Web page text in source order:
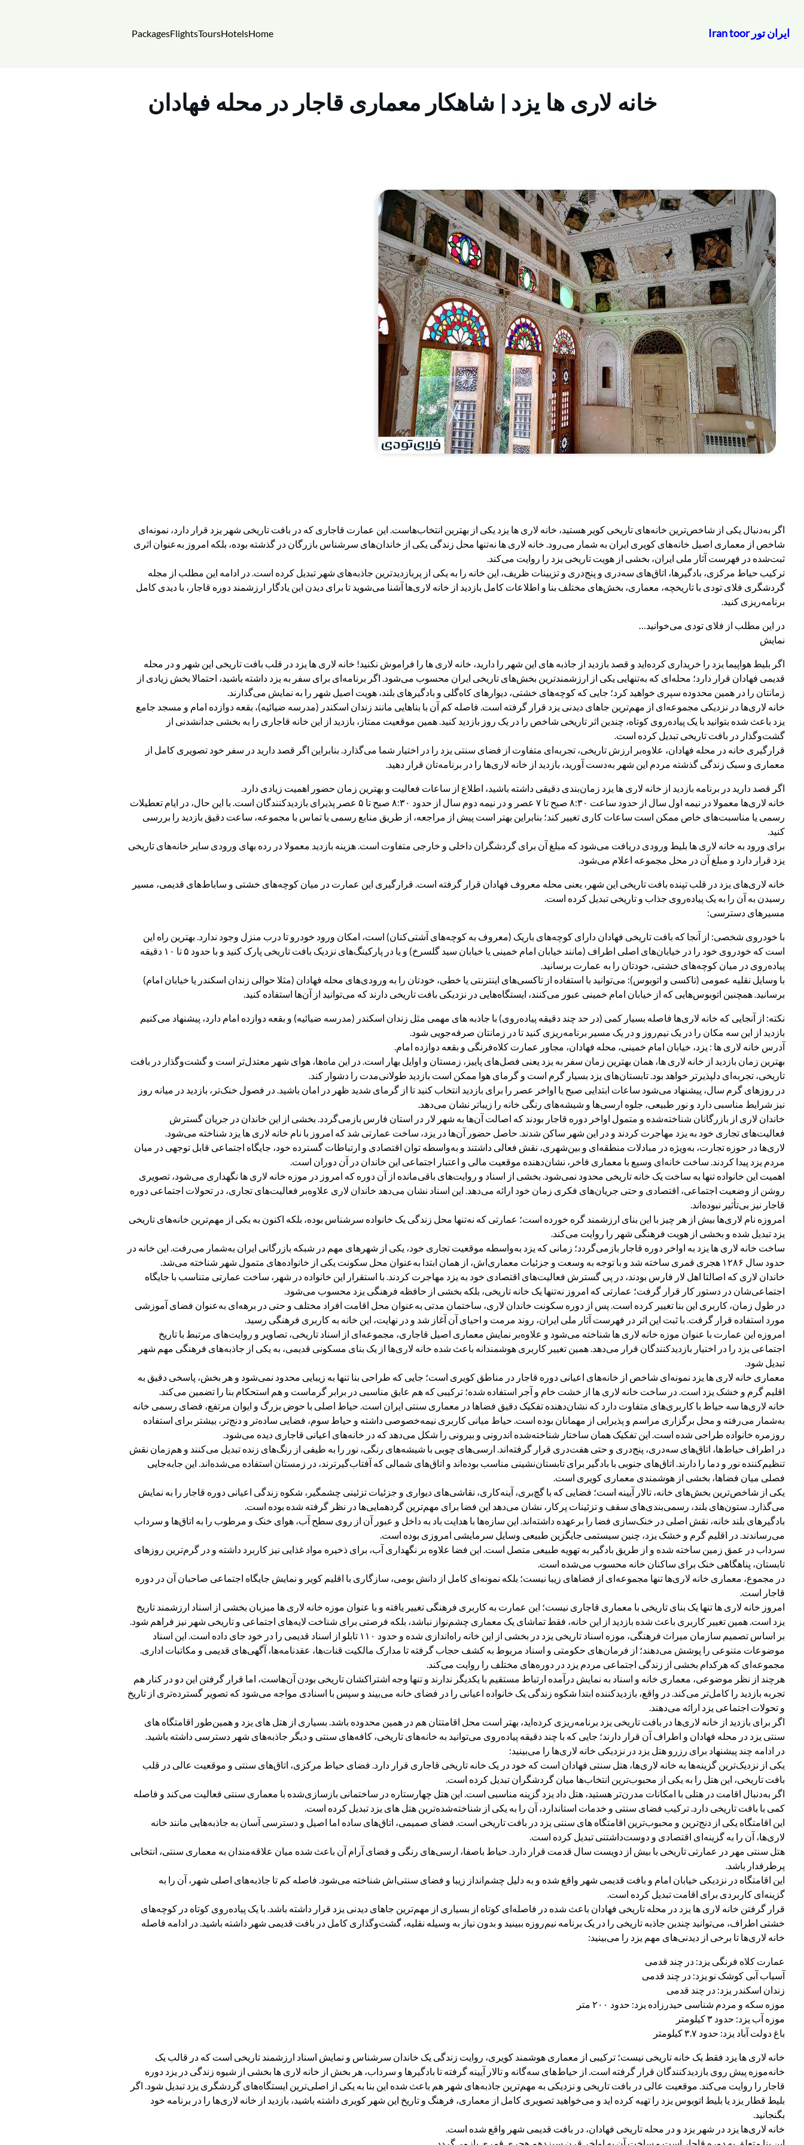
ایران تور Iran toor Home
Hotels
Tours
Flights
Packages
خانه لاری ها یزد | شاهکار معماری قاجار در محله فهادان
اگر به‌دنبال یکی از شاخص‌ترین خانه‌های تاریخی کویر هستید، خانه لاری ها یزد یکی از بهترین انتخاب‌هاست. این عمارت قاجاری که در بافت تاریخی شهر یزد قرار دارد، نمونه‌ای
شاخص از معماری اصیل خانه‌های کویری ایران به شمار می‌رود. خانه لاری ها نه‌تنها محل زندگی یکی از خاندان‌های سرشناس بازرگان در گذشته بوده، بلکه امروز به‌عنوان اثری
ثبت‌شده در فهرست آثار ملی ایران، بخشی از هویت تاریخی یزد را روایت می‌کند.
ترکیب حیاط مرکزی، بادگیرها، اتاق‌های سه‌دری و پنج‌دری و تزیینات ظریف، این خانه را به یکی از پربازدیدترین جاذبه‌های شهر تبدیل کرده است. در ادامه این مطلب از مجله
گردشگری فلای تودی با تاریخچه، معماری، بخش‌های مختلف بنا و اطلاعات کامل بازدید از خانه لاری‌ها آشنا می‌شوید تا برای دیدن این یادگار ارزشمند دوره قاجار، با دیدی کامل
برنامه‌ریزی کنید.
در این مطلب از فلای تودی می‌خوانید…
نمایش
اگر بلیط هواپیما یزد را خریداری کرده‌اید و قصد بازدید از جاذبه های این شهر را دارید، خانه لاری ها را فراموش نکنید! خانه لاری ها یزد در قلب بافت تاریخی این شهر و در محله
قدیمی فهادان قرار دارد؛ محله‌ای که به‌تنهایی یکی از ارزشمندترین بخش‌های تاریخی ایران محسوب می‌شود. اگر برنامه‌ای برای سفر به یزد داشته باشید، احتمالا بخش زیادی از
زمانتان را در همین محدوده سپری خواهید کرد؛ جایی که کوچه‌های خشتی، دیوارهای کاه‌گلی و بادگیرهای بلند، هویت اصیل شهر را به نمایش می‌گذارند.
خانه لاری‌ها در نزدیکی مجموعه‌ای از مهم‌ترین جاهای دیدنی یزد قرار گرفته است. فاصله کم آن با بناهایی مانند زندان اسکندر (مدرسه ضیائیه)، بقعه دوازده امام و مسجد جامع
یزد باعث شده بتوانید با یک پیاده‌روی کوتاه، چندین اثر تاریخی شاخص را در یک روز بازدید کنید. همین موقعیت ممتاز، بازدید از این خانه قاجاری را به بخشی جدانشدنی از
گشت‌وگذار در بافت تاریخی تبدیل کرده است.
قرارگیری خانه در محله فهادان، علاوه‌بر ارزش تاریخی، تجربه‌ای متفاوت از فضای سنتی یزد را در اختیار شما می‌گذارد. بنابراین اگر قصد دارید در سفر خود تصویری کامل از
معماری و سبک زندگی گذشته مردم این شهر به‌دست آورید، بازدید از خانه لاری‌ها را در برنامه‌تان قرار دهید.
اگر قصد دارید در برنامه بازدید از خانه لاری ها یزد زمان‌بندی دقیقی داشته باشید، اطلاع از ساعات فعالیت و بهترین زمان حضور اهمیت زیادی دارد.
خانه لاری‌ها معمولا در نیمه اول سال از حدود ساعت ۸:۳۰ صبح تا ۷ عصر و در نیمه دوم سال از حدود ۸:۳۰ صبح تا ۵ عصر پذیرای بازدیدکنندگان است. با این حال، در ایام تعطیلات
رسمی یا مناسبت‌های خاص ممکن است ساعات کاری تغییر کند؛ بنابراین بهتر است پیش از مراجعه، از طریق منابع رسمی یا تماس با مجموعه، ساعت دقیق بازدید را بررسی
کنید.
برای ورود به خانه لاری ها بلیط ورودی دریافت می‌شود که مبلغ آن برای گردشگران داخلی و خارجی متفاوت است. هزینه بازدید معمولا در رده بهای ورودی سایر خانه‌های تاریخی
یزد قرار دارد و مبلغ آن در محل مجموعه اعلام می‌شود.
خانه لاری‌های یزد در قلب تپنده بافت تاریخی این شهر، یعنی محله معروف فهادان قرار گرفته است. قرارگیری این عمارت در میان کوچه‌های خشتی و ساباط‌های قدیمی، مسیر
رسیدن به آن را به یک پیاده‌روی جذاب و تاریخی تبدیل کرده است.
مسیرهای دسترسی:
با خودروی شخصی: از آنجا که بافت تاریخی فهادان دارای کوچه‌های باریک (معروف به کوچه‌های آشتی‌کنان) است، امکان ورود خودرو تا درب منزل وجود ندارد. بهترین راه این
است که خودروی خود را در خیابان‌های اصلی اطراف (مانند خیابان امام خمینی یا خیابان سید گلسرخ) و یا در پارکینگ‌های نزدیک بافت تاریخی پارک کنید و با حدود ۵ تا ۱۰ دقیقه
پیاده‌روی در میان کوچه‌های خشتی، خودتان را به عمارت برسانید.
با وسایل نقلیه عمومی (تاکسی و اتوبوس): می‌توانید با استفاده از تاکسی‌های اینترنتی یا خطی، خودتان را به ورودی‌های محله فهادان (مثلا حوالی زندان اسکندر یا خیابان امام)
برسانید. همچنین اتوبوس‌هایی که از خیابان امام خمینی عبور می‌کنند، ایستگاه‌هایی در نزدیکی بافت تاریخی دارند که می‌توانید از آن‌ها استفاده کنید.
نکته: از آنجایی که خانه لاری‌ها فاصله بسیار کمی (در حد چند دقیقه پیاده‌روی) با جاذبه‌ های مهمی مثل زندان اسکندر (مدرسه ضیائیه) و بقعه دوازده امام دارد، پیشنهاد می‌کنیم
بازدید از این سه مکان را در یک نیم‌روز و در یک مسیر برنامه‌ریزی کنید تا در زمانتان صرفه‌جویی شود.
آدرس خانه لاری ها : یزد، خیابان امام خمینی، محله فهادان، مجاور عمارت کلاه‌فرنگی و بقعه دوازده امام.
بهترین زمان بازدید از خانه لاری‌ ها، همان بهترین زمان سفر به یزد یعنی فصل‌های پاییز، زمستان و اوایل بهار است. در این ماه‌ها، هوای شهر معتدل‌تر است و گشت‌وگذار در بافت
تاریخی، تجربه‌ای دلپذیرتر خواهد بود. تابستان‌های یزد بسیار گرم است و گرمای هوا ممکن است بازدید طولانی‌مدت را دشوار کند.
در روزهای گرم سال، پیشنهاد می‌شود ساعات ابتدایی صبح یا اواخر عصر را برای بازدید انتخاب کنید تا از گرمای شدید ظهر در امان باشید. در فصول خنک‌تر، بازدید در میانه روز
نیز شرایط مناسبی دارد و نور طبیعی، جلوه ارسی‌ها و شیشه‌های رنگی خانه را زیباتر نشان می‌دهد.
خاندان لاری از بازرگانان شناخته‌شده و متمول اواخر دوره قاجار بودند که اصالت آن‌ها به شهر لار در استان فارس بازمی‌گردد. بخشی از این خاندان در جریان گسترش
فعالیت‌های تجاری خود به یزد مهاجرت کردند و در این شهر ساکن شدند. حاصل حضور آن‌ها در یزد، ساخت عمارتی شد که امروز با نام خانه لاری ها یزد شناخته می‌شود.
لاری‌ها در حوزه تجارت، به‌ویژه در مبادلات منطقه‌ای و بین‌شهری، نقش فعالی داشتند و به‌واسطه توان اقتصادی و ارتباطات گسترده خود، جایگاه اجتماعی قابل توجهی در میان
مردم یزد پیدا کردند. ساخت خانه‌ای وسیع با معماری فاخر، نشان‌دهنده موقعیت مالی و اعتبار اجتماعی این خاندان در آن دوران است.
اهمیت این خانواده تنها به ساخت یک خانه تاریخی محدود نمی‌شود. بخشی از اسناد و روایت‌های باقی‌مانده از آن دوره که امروز در موزه خانه لاری ها نگهداری می‌شود، تصویری
روشن از وضعیت اجتماعی، اقتصادی و حتی جریان‌های فکری زمان خود ارائه می‌دهد. این اسناد نشان می‌دهد خاندان لاری علاوه‌بر فعالیت‌های تجاری، در تحولات اجتماعی دوره
قاجار نیز بی‌تأثیر نبوده‌اند.
امروزه نام لاری‌ها بیش از هر چیز با این بنای ارزشمند گره خورده است؛ عمارتی که نه‌تنها محل زندگی یک خانواده سرشناس بوده، بلکه اکنون به یکی از مهم‌ترین خانه‌های تاریخی
یزد تبدیل شده و بخشی از هویت فرهنگی شهر را روایت می‌کند.
ساخت خانه لاری ها یزد به اواخر دوره قاجار بازمی‌گردد؛ زمانی که یزد به‌واسطه موقعیت تجاری خود، یکی از شهرهای مهم در شبکه بازرگانی ایران به‌شمار می‌رفت. این خانه در
حدود سال ۱۲۸۶ هجری قمری ساخته شد و با توجه به وسعت و جزئیات معماری‌اش، از همان ابتدا به‌عنوان محل سکونت یکی از خانواده‌های متمول شهر شناخته می‌شد.
خاندان لاری که اصالتا اهل لار فارس بودند، در پی گسترش فعالیت‌های اقتصادی خود به یزد مهاجرت کردند. با استقرار این خانواده در شهر، ساخت عمارتی متناسب با جایگاه
اجتماعی‌شان در دستور کار قرار گرفت؛ عمارتی که امروز نه‌تنها یک خانه تاریخی، بلکه بخشی از حافظه فرهنگی یزد محسوب می‌شود.
در طول زمان، کاربری این بنا تغییر کرده است. پس از دوره سکونت خاندان لاری، ساختمان مدتی به‌عنوان محل اقامت افراد مختلف و حتی در برهه‌ای به‌عنوان فضای آموزشی
مورد استفاده قرار گرفت. با ثبت این اثر در فهرست آثار ملی ایران، روند مرمت و احیای آن آغاز شد و در نهایت، این خانه به کاربری فرهنگی رسید.
امروزه این عمارت با عنوان موزه خانه لاری ها شناخته می‌شود و علاوه‌بر نمایش معماری اصیل قاجاری، مجموعه‌ای از اسناد تاریخی، تصاویر و روایت‌های مرتبط با تاریخ
اجتماعی یزد را در اختیار بازدیدکنندگان قرار می‌دهد. همین تغییر کاربری هوشمندانه باعث شده خانه لاری‌ها از یک بنای مسکونی قدیمی، به یکی از جاذبه‌های فرهنگی مهم شهر
تبدیل شود.
معماری خانه لاری ها یزد نمونه‌ای شاخص از خانه‌های اعیانی دوره قاجار در مناطق کویری است؛ جایی که طراحی بنا تنها به زیبایی محدود نمی‌شود و هر بخش، پاسخی دقیق به
اقلیم گرم و خشک یزد است. در ساخت خانه لاری ها از خشت خام و آجر استفاده شده؛ ترکیبی که هم عایق مناسبی در برابر گرماست و هم استحکام بنا را تضمین می‌کند.
خانه لاری‌ها سه حیاط با کاربری‌های متفاوت دارد که نشان‌دهنده تفکیک دقیق فضاها در معماری سنتی ایران است. حیاط اصلی با حوض بزرگ و ایوان مرتفع، فضای رسمی خانه
به‌شمار می‌رفته و محل برگزاری مراسم و پذیرایی از مهمانان بوده است. حیاط میانی کاربری نیمه‌خصوصی داشته و حیاط سوم، فضایی ساده‌تر و دنج‌تر، بیشتر برای استفاده
روزمره خانواده طراحی شده است. این تفکیک همان ساختار شناخته‌شده اندرونی و بیرونی را شکل می‌دهد که در خانه‌های اعیانی قاجاری دیده می‌شود.
در اطراف حیاط‌ها، اتاق‌های سه‌دری، پنج‌دری و حتی هفت‌دری قرار گرفته‌اند. ارسی‌های چوبی با شیشه‌های رنگی، نور را به طیفی از رنگ‌های زنده تبدیل می‌کنند و هم‌زمان نقش
تنظیم‌کننده نور و دما را دارند. اتاق‌های جنوبی با بادگیر برای تابستان‌نشینی مناسب بوده‌اند و اتاق‌های شمالی که آفتاب‌گیرترند، در زمستان استفاده می‌شده‌اند. این جابه‌جایی
فصلی میان فضاها، بخشی از هوشمندی معماری کویری است.
یکی از شاخص‌ترین بخش‌های خانه، تالار آیینه است؛ فضایی که با گچ‌بری، آینه‌کاری، نقاشی‌های دیواری و جزئیات تزئینی چشمگیر، شکوه زندگی اعیانی دوره قاجار را به نمایش
می‌گذارد. ستون‌های بلند، رسمی‌بندی‌های سقف و تزئینات پرکار، نشان می‌دهد این فضا برای مهم‌ترین گردهمایی‌ها در نظر گرفته شده بوده است.
بادگیرهای بلند خانه، نقش اصلی در خنک‌سازی فضا را برعهده داشته‌اند. این سازه‌ها با هدایت باد به داخل و عبور آن از روی سطح آب، هوای خنک و مرطوب را به اتاق‌ها و سرداب
می‌رساندند. در اقلیم گرم و خشک یزد، چنین سیستمی جایگزین طبیعی وسایل سرمایشی امروزی بوده است.
سرداب در عمق زمین ساخته شده و از طریق بادگیر به تهویه طبیعی متصل است. این فضا علاوه بر نگهداری آب، برای ذخیره مواد غذایی نیز کاربرد داشته و در گرم‌ترین روزهای
تابستان، پناهگاهی خنک برای ساکنان خانه محسوب می‌شده است.
در مجموع، معماری خانه لاری‌ها تنها مجموعه‌ای از فضاهای زیبا نیست؛ بلکه نمونه‌ای کامل از دانش بومی، سازگاری با اقلیم کویر و نمایش جایگاه اجتماعی صاحبان آن در دوره
قاجار است.
امروز خانه لاری ها تنها یک بنای تاریخی با معماری قاجاری نیست؛ این عمارت به کاربری فرهنگی تغییر یافته و با عنوان موزه خانه لاری ها میزبان بخشی از اسناد ارزشمند تاریخ
یزد است. همین تغییر کاربری باعث شده بازدید از این خانه، فقط تماشای یک معماری چشم‌نواز نباشد، بلکه فرصتی برای شناخت لایه‌های اجتماعی و تاریخی شهر نیز فراهم شود.
بر اساس تصمیم سازمان میراث فرهنگی، موزه اسناد تاریخی یزد در بخشی از این خانه راه‌اندازی شده و حدود ۱۱۰ تابلو از اسناد قدیمی را در خود جای داده است. این اسناد
موضوعات متنوعی را پوشش می‌دهند؛ از فرمان‌های حکومتی و اسناد مربوط به کشف حجاب گرفته تا مدارک مالکیت قنات‌ها، عقدنامه‌ها، آگهی‌های قدیمی و مکاتبات اداری.
مجموعه‌ای که هرکدام بخشی از زندگی اجتماعی مردم یزد در دوره‌های مختلف را روایت می‌کند.
هرچند از نظر موضوعی، معماری خانه و اسناد به نمایش درآمده ارتباط مستقیم با یکدیگر ندارند و تنها وجه اشتراکشان تاریخی بودن آن‌هاست، اما قرار گرفتن این دو در کنار هم
تجربه بازدید را کامل‌تر می‌کند. در واقع، بازدیدکننده ابتدا شکوه زندگی یک خانواده اعیانی را در فضای خانه می‌بیند و سپس با اسنادی مواجه می‌شود که تصویر گسترده‌تری از تاریخ
و تحولات اجتماعی یزد ارائه می‌دهند.
اگر برای بازدید از خانه لاری‌ها در بافت تاریخی یزد برنامه‌ریزی کرده‌اید، بهتر است محل اقامتتان هم در همین محدوده باشد. بسیاری از هتل های یزد و همین‌طور اقامتگاه های
سنتی یزد در محله فهادان و اطراف آن قرار دارند؛ جایی که با چند دقیقه پیاده‌روی می‌توانید به خانه‌های تاریخی، کافه‌های سنتی و دیگر جاذبه‌های شهر دسترسی داشته باشید.
در ادامه چند پیشنهاد برای رزرو هتل یزد در نزدیکی خانه لاری‌ها را می‌بینید:
یکی از نزدیک‌ترین گزینه‌ها به خانه لاری‌ها، هتل سنتی فهادان است که خود در یک خانه تاریخی قاجاری قرار دارد. فضای حیاط مرکزی، اتاق‌های سنتی و موقعیت عالی در قلب
بافت تاریخی، این هتل را به یکی از محبوب‌ترین انتخاب‌ها میان گردشگران تبدیل کرده است.
اگر به‌دنبال اقامت در هتلی با امکانات مدرن‌تر هستید، هتل داد یزد گزینه مناسبی است. این هتل چهارستاره در ساختمانی بازسازی‌شده با معماری سنتی فعالیت می‌کند و فاصله
کمی با بافت تاریخی دارد. ترکیب فضای سنتی و خدمات استاندارد، آن را به یکی از شناخته‌شده‌ترین هتل های یزد تبدیل کرده است.
این اقامتگاه یکی از دنج‌ترین و محبوب‌ترین اقامتگاه های سنتی یزد در بافت تاریخی است. فضای صمیمی، اتاق‌های ساده اما اصیل و دسترسی آسان به جاذبه‌هایی مانند خانه
لاری‌ها، آن را به گزینه‌ای اقتصادی و دوست‌داشتنی تبدیل کرده است.
هتل سنتی مهر در عمارتی تاریخی با بیش از دویست سال قدمت قرار دارد. حیاط باصفا، ارسی‌های رنگی و فضای آرام آن باعث شده میان علاقه‌مندان به معماری سنتی، انتخابی
پرطرفدار باشد.
این اقامتگاه در نزدیکی خیابان امام و بافت قدیمی شهر واقع شده و به دلیل چشم‌انداز زیبا و فضای سنتی‌اش شناخته می‌شود. فاصله کم تا جاذبه‌های اصلی شهر، آن را به
گزینه‌ای کاربردی برای اقامت تبدیل کرده است.
قرار گرفتن خانه لاری ها یزد در محله تاریخی فهادان باعث شده در فاصله‌ای کوتاه از بسیاری از مهم‌ترین جاهای دیدنی یزد قرار داشته باشد. با یک پیاده‌روی کوتاه در کوچه‌های
خشتی اطراف، می‌توانید چندین جاذبه تاریخی را در یک برنامه نیم‌روزه ببینید و بدون نیاز به وسیله نقلیه، گشت‌وگذاری کامل در بافت قدیمی شهر داشته باشید. در ادامه فاصله
خانه لاری‌ها تا برخی از دیدنی‌های مهم یزد را می‌بینید:
عمارت کلاه فرنگی یزد: در چند قدمی
آسیاب آبی کوشک نو یزد: در چند قدمی
زندان اسکندر یزد: در چند قدمی
موزه سکه و مردم شناسی حیدرزاده یزد: حدود ۲۰۰ متر
موزه آب یزد: حدود ۳ کیلومتر
باغ دولت آباد یزد: حدود ۳.۷ کیلومتر
خانه لاری ها یزد فقط یک خانه تاریخی نیست؛ ترکیبی از معماری هوشمند کویری، روایت زندگی یک خاندان سرشناس و نمایش اسناد ارزشمند تاریخی است که در قالب یک
خانه‌موزه پیش روی بازدیدکنندگان قرار گرفته است. از حیاط‌های سه‌گانه و تالار آیینه گرفته تا بادگیرها و سرداب، هر بخش از خانه لاری ها بخشی از شیوه زندگی در یزد دوره
قاجار را روایت می‌کند. موقعیت عالی در بافت تاریخی و نزدیکی به مهم‌ترین جاذبه‌های شهر هم باعث شده این بنا به یکی از اصلی‌ترین ایستگاه‌های گردشگری یزد تبدیل شود. اگر
بلیط قطار یزد یا بلیط اتوبوس یزد را تهیه کرده اید و می‌خواهید تصویری کامل از معماری، فرهنگ و تاریخ این شهر کویری داشته باشید، بازدید از خانه لاری‌ها را در برنامه خود
بگنجانید.
خانه لاری‌ها یزد در شهر یزد و در محله تاریخی فهادان، در بافت قدیمی شهر واقع شده است.